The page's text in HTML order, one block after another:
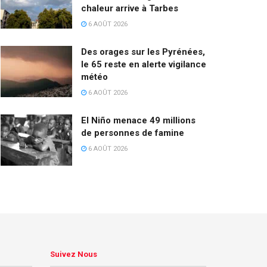
chaleur arrive à Tarbes
6 AOÛT 2026
Des orages sur les Pyrénées,
le 65 reste en alerte vigilance
météo
6 AOÛT 2026
El Niño menace 49 millions
de personnes de famine
6 AOÛT 2026
Suivez Nous